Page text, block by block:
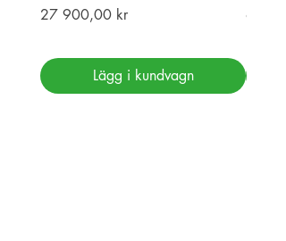
Pris
27 900,00 kr
Lägg i kundvagn
Pris
69